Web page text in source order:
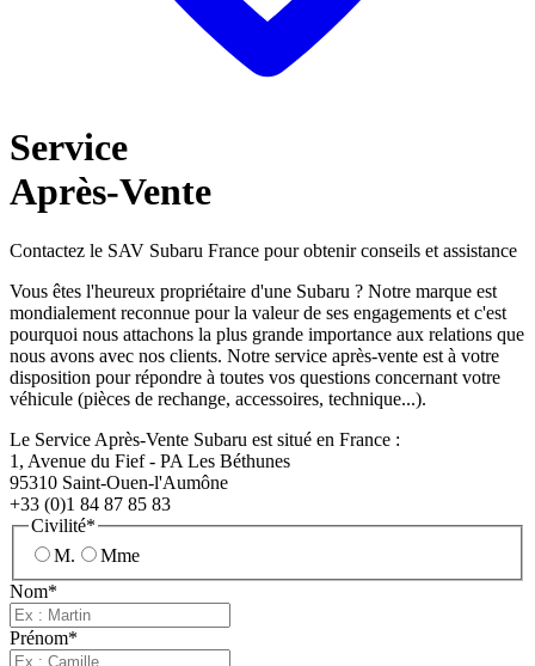
Service
Après-Vente
Contactez le SAV Subaru France pour obtenir conseils et assistance
Vous êtes l'heureux propriétaire d'une Subaru ? Notre marque est
mondialement reconnue pour la valeur de ses engagements et c'est
pourquoi nous attachons la plus grande importance aux relations que
nous avons avec nos clients. Notre service après-vente est à votre
disposition pour répondre à toutes vos questions concernant votre
véhicule (pièces de rechange, accessoires, technique...).
Le Service Après-Vente Subaru est situé en France :
1, Avenue du Fief - PA Les Béthunes
95310 Saint-Ouen-l'Aumône
+33 (0)1 84 87 85 83
Civilité*
M.
Mme
Nom*
Prénom*